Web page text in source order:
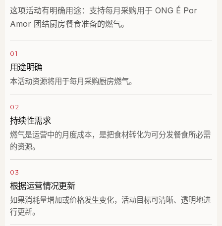
这项活动有明确用途：支持每月采购用于 ONG É Por
Amor 团结厨房餐食准备的燃气。
01
用途明确
本活动资源将用于每月采购厨房燃气。
02
持续性需求
燃气是运营中的月度成本，是把食材转化为可分发餐食所必需
的资源。
03
根据运营情况更新
如果消耗量增加或价格发生变化，活动目标可清晰、透明地进
行更新。